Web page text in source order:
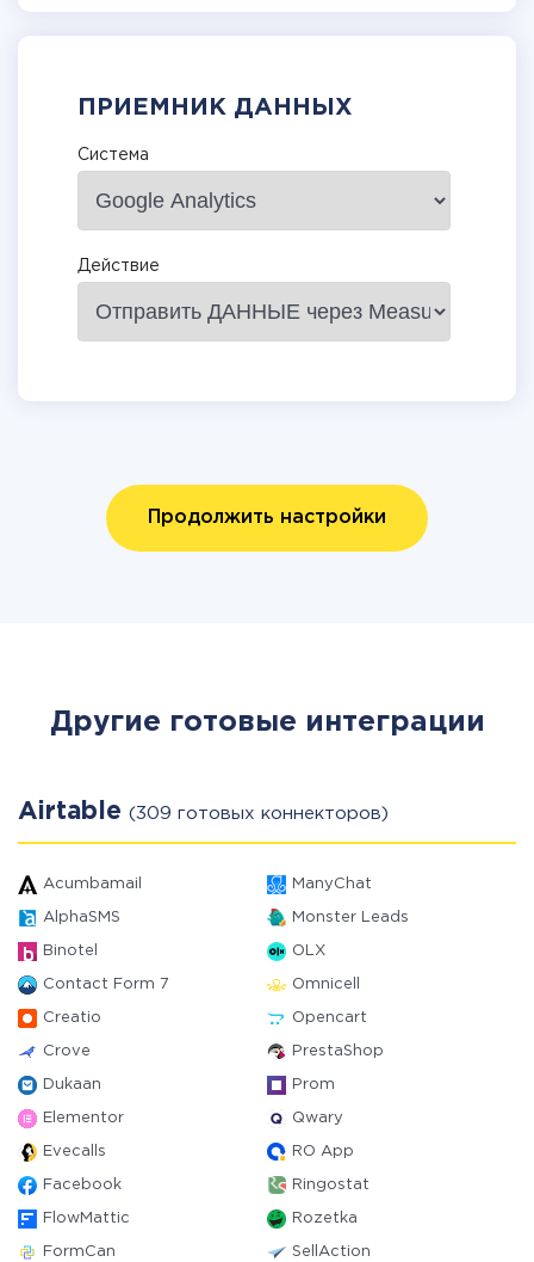
ПРИЕМНИК ДАННЫХ
Система
Действие
Продолжить настройки
Другие готовые интеграции
Airtable (309 готовых коннекторов)
Acumbamail ManyChat
AlphaSMS Monster Leads
Binotel OLX
Contact Form 7 Omnicell
Creatio Opencart
Crove PrestaShop
Dukaan Prom
Elementor Qwary
Evecalls RO App
Facebook Ringostat
FlowMattic Rozetka
FormCan SellAction